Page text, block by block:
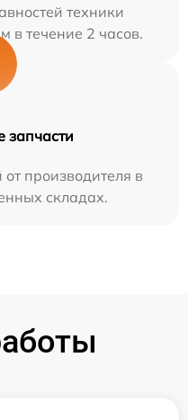
техники
в течение 2 часов.
запчасти
производителя в
складах.